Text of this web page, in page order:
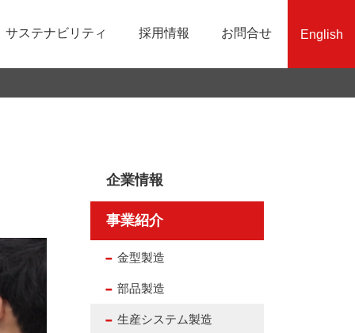
沿革
生産システム製造
業績・財務情報
サステナビリティ
責任ある鉱物調達への取組み
採用情報
社員インタビュー
お問合せ English
企業情報
事業紹介
金型製造
部品製造
生産システム製造